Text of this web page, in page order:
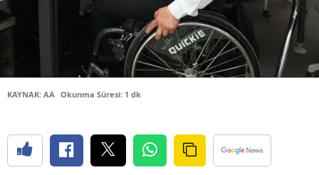
Bursa
Çanakkale
Çankırı
Diyarbakır
KAYNAK: AA Okunma Süresi: 1 dk